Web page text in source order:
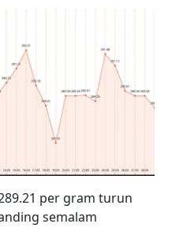
per gram turun
semalam